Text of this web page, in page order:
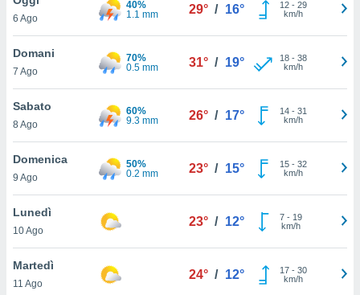
è
al sito
di
ci
di
il
un
la
6 Ago
40%
1.1 mm
29° / 16° 12- 29
km/h
Domani
7 Ago
70%
0.5 mm
31° / 19° 18- 38
km/h
Sabato
8 Ago
60%
9.3 mm
26° / 17° 14- 31
km/h
Domenica
9 Ago
50%
0.2 mm
23° / 15° 15- 32
km/h
Lunedì
10 Ago
23° / 12° 7- 19
km/h
Martedì
11 Ago
24° / 12° 17- 30
km/h